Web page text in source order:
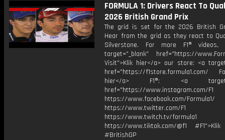
FORMULA 1: Drivers React To
2026 British Grand Prix
The grid is set for the 2026 British
Hear from the grid as they react to
Silverstone. For more F1®
target="_blank" href="https://
Visit">Klik hier</a> our store: <a
href="https://f1store.formula1.com/
hier</a> F1®: <a
href="https://www.instagram.com/F1
https://www.facebook.com/Formula1/
https://www.twitter.com/F1
https://www.twitch.tv/formula1
https://www.tiktok.com/@f1
#BritishGP